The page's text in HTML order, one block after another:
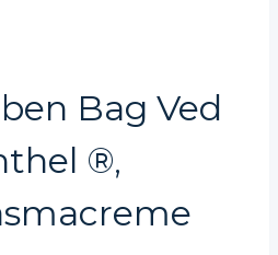
Bag Ved
®,